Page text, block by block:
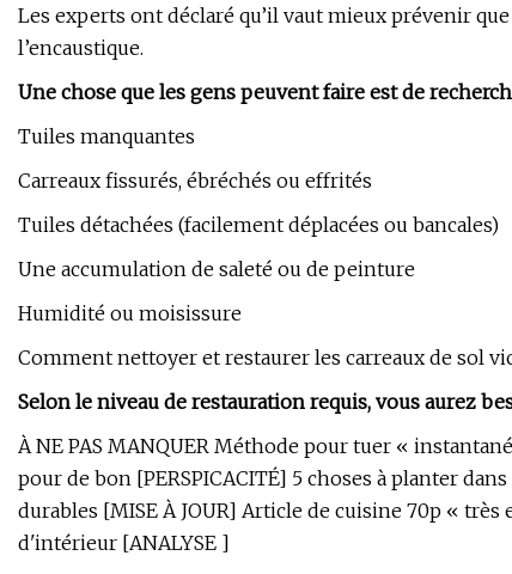
Les experts ont déclaré qu’il vaut mieux prévenir
l’encaustique.
Une chose que les gens peuvent faire est de
Tuiles manquantes
Carreaux fissurés, ébréchés ou effrités
Tuiles détachées (facilement déplacées ou bancales)
Une accumulation de saleté ou de peinture
Humidité ou moisissure
Comment nettoyer et restaurer les carreaux de sol
Selon le niveau de restauration requis, vous aurez
À NE PAS MANQUER Méthode pour tuer «
pour de bon [PERSPICACITÉ] 5 choses à planter
durables [MISE À JOUR] Article de cuisine 70p «
d'intérieur [ANALYSE ]